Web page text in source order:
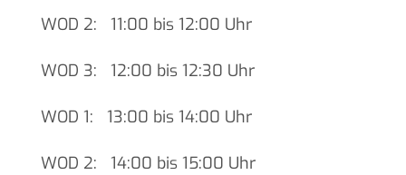
WOD 2: 11:00 bis 12:00 Uhr
WOD 3: 12:00 bis 12:30 Uhr
WOD 1: 13:00 bis 14:00 Uhr
WOD 2: 14:00 bis 15:00 Uhr